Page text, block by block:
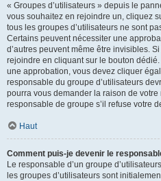
« Groupes d’utilisateurs » depuis le
vous souhaitez en rejoindre un, cliquez
tous les groupes d’utilisateurs ne sont
Certains peuvent nécessiter une
d’autres peuvent même être invisibles.
rejoindre en cliquant sur le bouton
une approbation, vous devez cliquer
responsable du groupe d’utilisateurs
pourra vous demander la raison de
responsable de groupe s’il refuse votre
Haut
Comment puis-je devenir le
Le responsable d’un groupe
les groupes d’utilisateurs sont